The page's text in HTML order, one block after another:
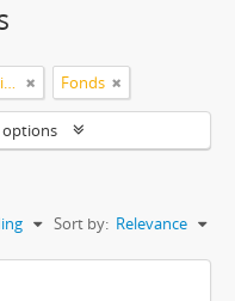
Svenska humanistiska förbundets arkiv: handlingar 2003-2012 Fonds
options
Sort by: Relevance